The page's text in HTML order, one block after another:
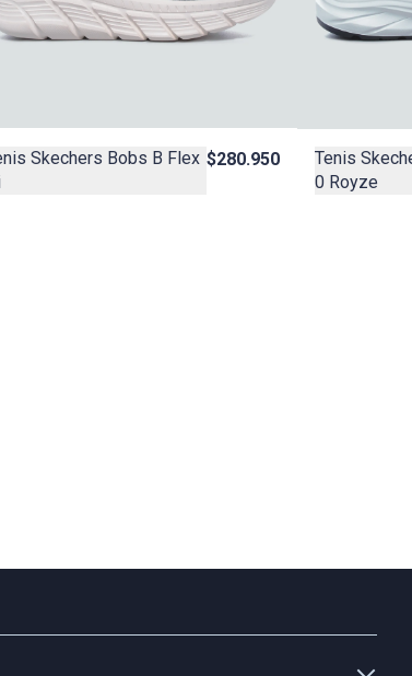
Skechers Bobs B Flex $280.950
Tenis
0 Royze